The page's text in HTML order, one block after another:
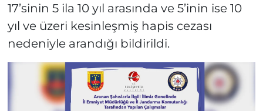
17’sinin 5 ila 10 yıl arasında ve 5’inin ise 10
yıl ve üzeri kesinleşmiş hapis cezası
nedeniyle arandığı bildirildi.